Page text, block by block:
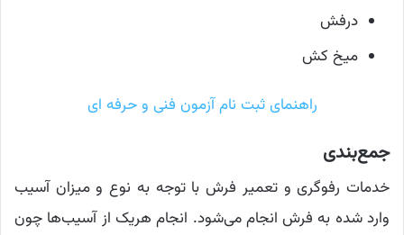
درفش
میخ کش
راهنمای ثبت نام آزمون فنی و حرفه ای
جمع‌بندی
خدمات رفوگری و‌ تعمیر فرش با توجه به نوع و میزان آسیب
وارد شده به فرش انجام می‌شود. انجام هریک از آسیب‌ها چون